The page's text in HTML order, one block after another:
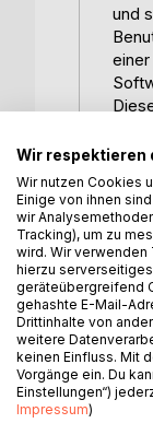
und
Der
um
bei
Je
Wir respektieren
Wir nutzen Cookies
Einige von ihnen
wir
Tracking), um zu
wird. Wir
hierzu
geräteübergreifend
gehashte E-Mail-
Drittinhalte von
weitere
keinen Einfluss. Mit
Vorgänge ein. Du
Einstellungen“)
Impressum)